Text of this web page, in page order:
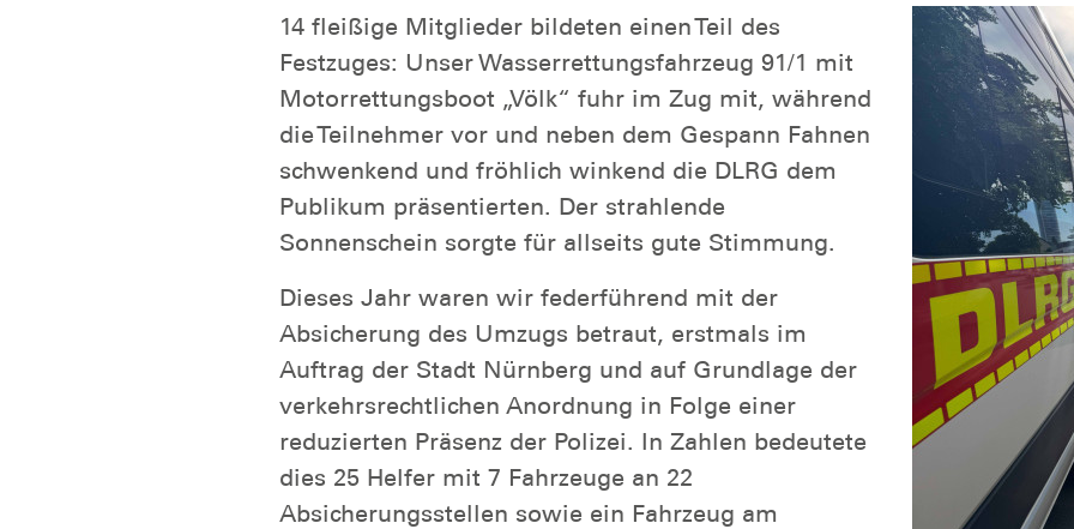
14 fleißige Mitglieder bildeten einen Teil des
Festzuges: Unser Wasserrettungsfahrzeug 91/1 mit
Motorrettungsboot „Völk“ fuhr im Zug mit, während
die Teilnehmer vor und neben dem Gespann Fahnen
schwenkend und fröhlich winkend die DLRG dem
Publikum präsentierten. Der strahlende
Sonnenschein sorgte für allseits gute Stimmung.
Dieses Jahr waren wir federführend mit der
Absicherung des Umzugs betraut, erstmals im
Auftrag der Stadt Nürnberg und auf Grundlage der
verkehrsrechtlichen Anordnung in Folge einer
reduzierten Präsenz der Polizei. In Zahlen bedeutete
dies 25 Helfer mit 7 Fahrzeuge an 22
Absicherungsstellen sowie ein Fahrzeug am